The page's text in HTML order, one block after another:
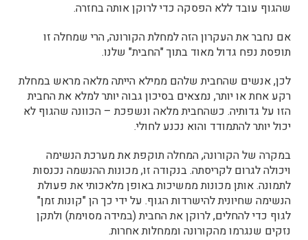
שהגוף עובד ללא הפסקה כדי לרוקן אותה בחזרה.
אם נחבר את העקרון הזה למחלת הקורונה, הרי שמחלה זו
תופסת נפח גדול מאוד בתוך "החבית" שלנו.
לכן, אנשים שהחבית שלהם ממילא הייתה מלאה מראש במחלת
רקע אחת או יותר, נמצאים בסיכון גבוה יותר למלא את החבית
הזו על גדותיה. כשהחבית מלאה ונשפכת – הכוונה שהגוף לא
יכול יותר להתמודד והוא נכנע לחולי.
במקרה של הקורונה, המחלה תוקפת את מערכת הנשימה
ויכולה לגרום לקריסתה. בנקודה זו, מכונות ההנשמה נכנסות
לתמונה. אותן מכונות ממשיכות באופן מלאכותי את פעולת
הנשימה שחיונית להישרדות הגוף. על ידי כך הן "קונות זמן"
לגוף כדי להחלים, לרוקן את החבית (במידה מסוימת) ולתקן
נזקים שנגרמו מהקורונה וממחלות אחרות.